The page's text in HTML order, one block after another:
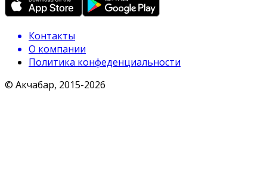
Контакты
О компании
Политика конфеденциальности
© Акчабар, 2015-2026